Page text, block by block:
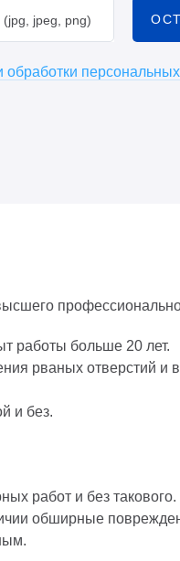
jpeg, png)
обработки
работы больше 20 лет.
рваных отверстий и
и без.
работ и без
обширные